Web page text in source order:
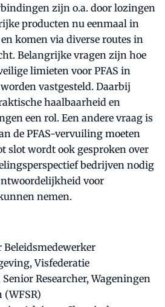
zijn o.a. door lozingen
producten nu eenmaal in
komen via diverse routes in
Belangrijke vragen zijn hoe
limieten voor PFAS in
vastgesteld. Daarbij
haalbaarheid en
een rol. Een andere vraag is
de PFAS-vervuiling moeten
slot wordt ook gesproken over
bedrijven nodig
voor
nemen.
Beleidsmedewerker
Visfederatie
Senior Researcher, Wageningen
(WFSR)